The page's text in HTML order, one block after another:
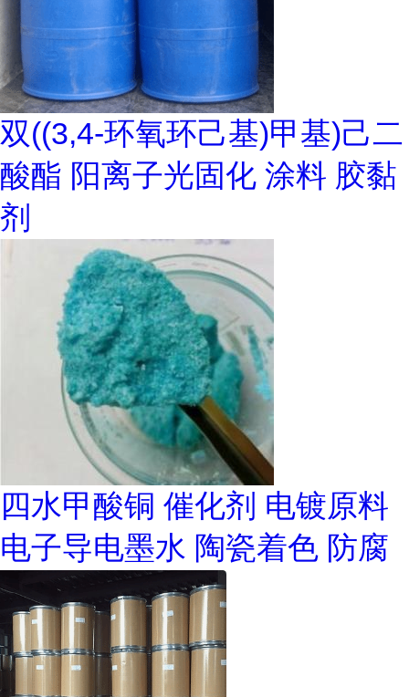
双((3,4-环氧环己基)甲基)己二
酸酯 阳离子光固化 涂料 胶黏
剂
四水甲酸铜 催化剂 电镀原料
电子导电墨水 陶瓷着色 防腐